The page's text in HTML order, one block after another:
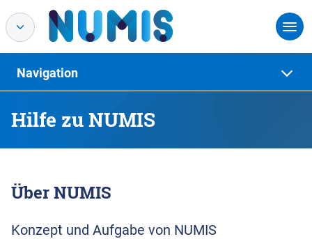
Hilfe zu NUMIS
Navigation
Über NUMIS
Konzept und Aufgabe von NUMIS